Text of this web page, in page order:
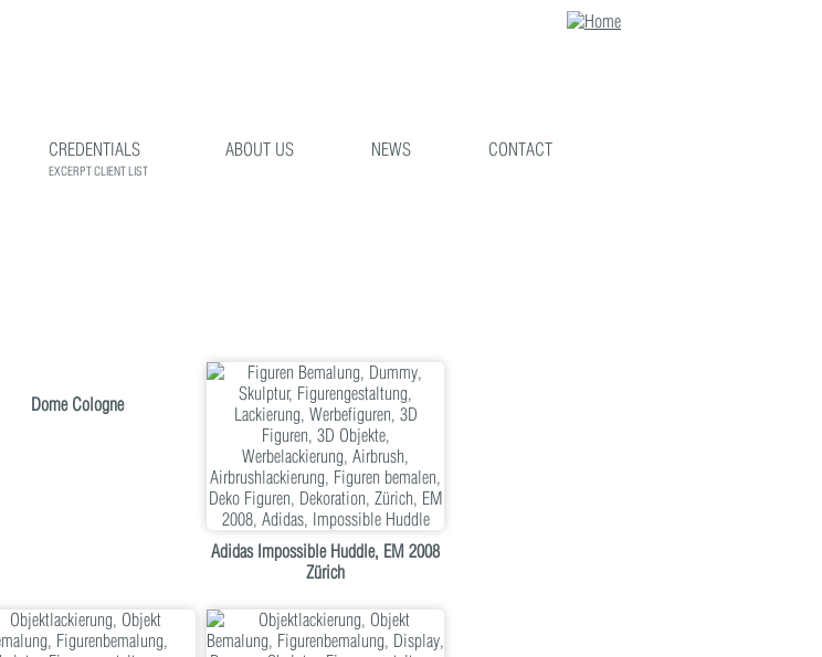
CREDENTIALS
EXCERPT CLIENT LIST
ABOUT US NEWS CONTACT
Dome Cologne
Adidas Impossible Huddle, EM 2008
Zürich